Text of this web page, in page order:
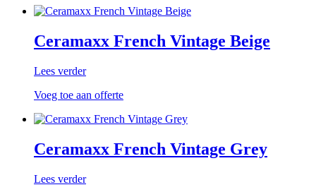
Ceramaxx French Vintage Beige
Lees verder
Voeg toe aan offerte
Ceramaxx French Vintage Grey
Lees verder